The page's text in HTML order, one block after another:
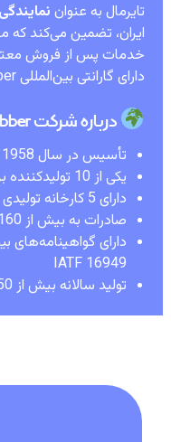
تایرمال به عنوان
ایران، تضمین می‌کند که
خدمات پس از فروش
دارای گارانتی بین‌المللی ZC Rubber می‌باشند.
درباره شرکت ZC Rubber (شرکت مادر ترازانو):
تأسیس در سال 1958
یکی از 10 تولیدکننده برتر تایر جهان
دارای 5 کارخانه تولیدی در چین
صادرات به بیش از 160 کشور جهان
IATF 16949
تولید سالانه بیش از 50 میلیون عدد تایر